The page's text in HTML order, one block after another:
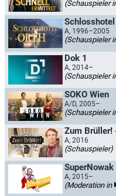
(Schauspieler
A, 1996–2005
(Schauspieler
Dok 1
A, 2014–
(Schauspieler
SOKO Wien
A/D, 2005–
(Schauspieler
Zum Brüller!
A, 2016
(Schauspieler)
A, 2015–
(Moderation in